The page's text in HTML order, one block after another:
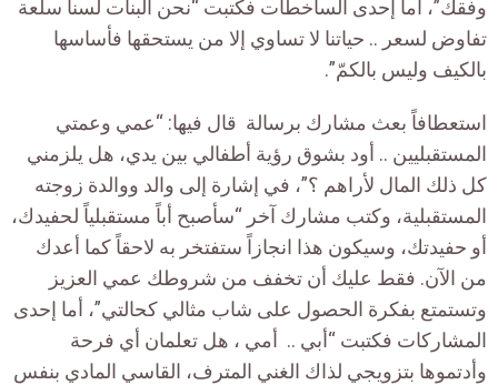
وفقك”، أما إحدى الساخطات فكتبت “نحن البنات لسنا سلعة
تفاوض لسعر .. حياتنا لا تساوي إلا من يستحقها فأساسها
بالكيف وليس بالكمّ”.
استعطافاً بعث مشارك برسالة قال فيها: “عمي وعمتي
المستقبليين .. أود بشوق رؤية أطفالي بين يدي، هل يلزمني
كل ذلك المال لأراهم ؟”، في إشارة إلى والد ووالدة زوجته
المستقبلية، وكتب مشارك آخر “سأصبح أباً مستقبلياً لحفيدك،
أو حفيدتك، وسيكون هذا انجازاً ستفتخر به لاحقاً كما أعدك
من الآن. فقط عليك أن تخفف من شروطك عمي العزيز
وتستمتع بفكرة الحصول على شاب مثالي كحالتي”، أما إحدى
المشاركات فكتبت “أبي .. أمي ، هل تعلمان أي فرحة
وأدتموها بتزويجي لذاك الغني المترف، القاسي المادي بنفس